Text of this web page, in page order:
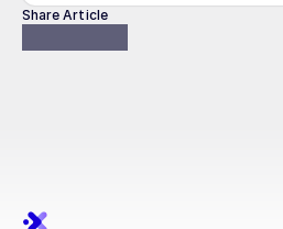
Share Article